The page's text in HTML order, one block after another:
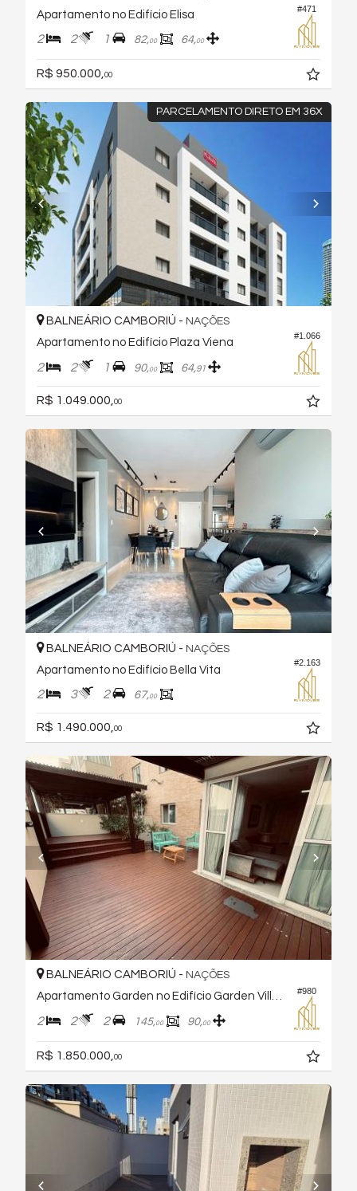
#471
Apartamento no Edifício Elisa
2 2 1 82,00 64,00
R$ 950.000, 00
PARCELAMENTO DIRETO EM 36X
#1.066
BALNEÁRIO CAMBORIÚ - NAÇÕES
Apartamento no Edifício Plaza Viena
2 2 1 90,00 64,91
R$ 1.049.000,00
#2.163
BALNEÁRIO CAMBORIÚ - NAÇÕES
Apartamento no Edifício Bella Vita
2 3 2 67,00
R$ 1.490.000, 00
#980
BALNEÁRIO CAMBORIÚ - NAÇÕES
Apartamento Garden no Edifício Garden Village
2 2 2 145,00 90,00
R$ 1.850.000, 00